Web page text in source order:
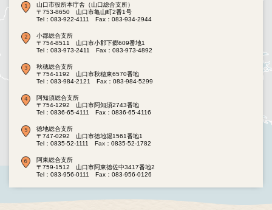
山口市役所本庁舎（山口総合支所）
〒753-8650 山口市亀山町2番1号
Tel：083-922-4111
Fax：083-934-2944
小郡総合支所
〒754-8511 山口市小郡下郷609番地1
Tel：083-973-2411
Fax：083-973-4892
秋穂総合支所
〒754-1192 山口市秋穂東6570番地
Tel：083-984-2121
Fax：083-984-5299
阿知須総合支所
〒754-1292 山口市阿知須2743番地
Tel：0836-65-4111
Fax：0836-65-4116
徳地総合支所
〒747-0292 山口市徳地堀1561番地1
Tel：0835-52-1111
Fax：0835-52-1782
阿東総合支所
〒759-1512 山口市阿東徳佐中3417番地2
Tel：083-956-0111
Fax：083-956-0126